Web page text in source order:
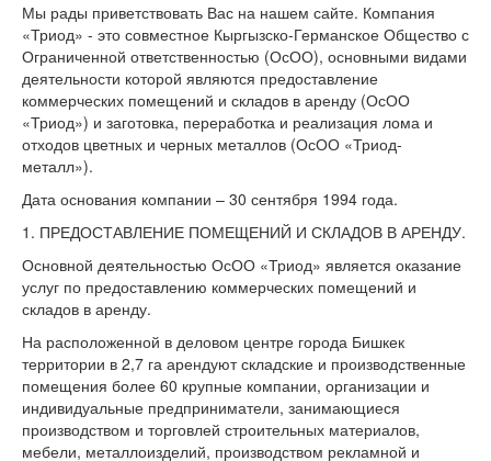
Мы рады приветствовать Вас на нашем сайте. Компания
«Триод» - это совместное Кыргызско-Германское Общество с
Ограниченной ответственностью (ОсОО), основными видами
деятельности которой являются предоставление
коммерческих помещений и складов в аренду (ОсОО
«Триод») и заготовка, переработка и реализация лома и
отходов цветных и черных металлов (ОсОО «Триод-
металл»).
Дата основания компании – 30 сентября 1994 года.
1. ПРЕДОСТАВЛЕНИЕ ПОМЕЩЕНИЙ И СКЛАДОВ В АРЕНДУ.
Основной деятельностью ОсОО «Триод» является оказание
услуг по предоставлению коммерческих помещений и
складов в аренду.
На расположенной в деловом центре города Бишкек
территории в 2,7 га арендуют складские и производственные
помещения более 60 крупные компании, организации и
индивидуальные предприниматели, занимающиеся
производством и торговлей строительных материалов,
мебели, металлоизделий, производством рекламной и